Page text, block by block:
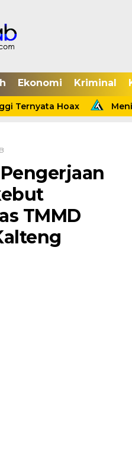
Ekonomi Kriminal
Ternyata Hoax
Pengerjaan
TMMD